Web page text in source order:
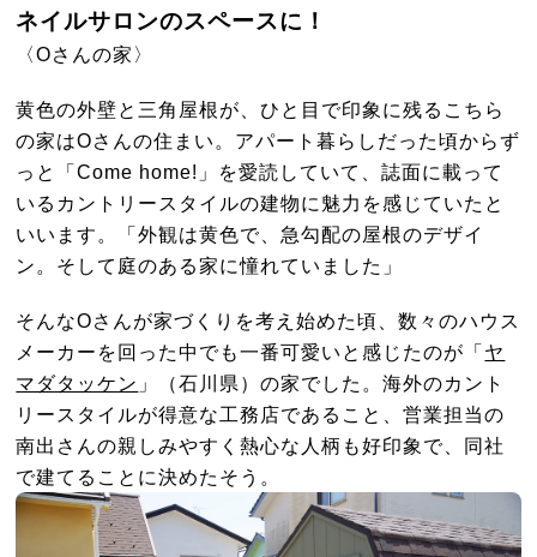
ネイルサロンのスペースに！
〈Oさんの家〉
黄色の外壁と三角屋根が、ひと目で印象に残るこちら
の家はOさんの住まい。アパート暮らしだった頃からず
っと「Come home! 」を愛読していて、誌面に載って
いるカントリースタイルの建物に魅力を感じていたと
いいます。「外観は黄色で、急勾配の屋根のデザイ
ン。そして庭のある家に憧れていました」
そんなOさんが家づくりを考え始めた頃、数々のハウス
メーカーを回った中でも一番可愛いと感じたのが「 ヤ
マダタッケン 」（石川県）の家でした。海外のカント
リースタイルが得意な工務店であること、営業担当の
南出さんの親しみやすく熱心な人柄も好印象で、同社
で建てることに決めたそう。